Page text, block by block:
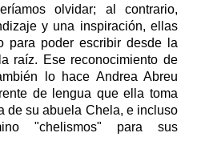
olvidar; al contrario,
y una inspiración, ellas
para poder escribir desde la
raíz. Ese reconocimiento de
lo hace Andrea Abreu
de lengua que ella toma
de su abuela Chela, e incluso
"chelismos" para sus